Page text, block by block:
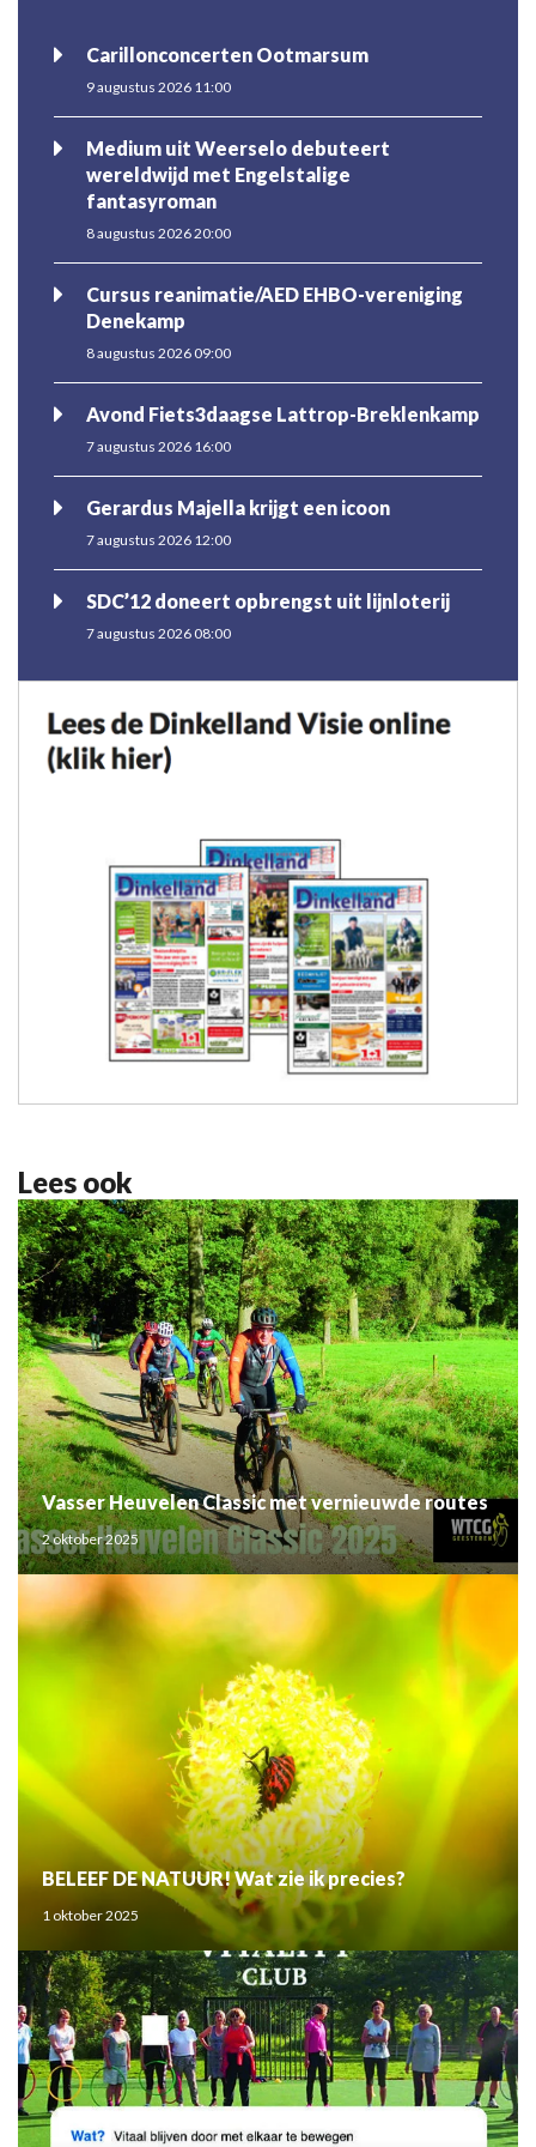
Carillonconcerten Ootmarsum
9 augustus 2026 11:00
Medium uit Weerselo debuteert
wereldwijd met Engelstalige
fantasyroman
8 augustus 2026 20:00
Cursus reanimatie/AED EHBO-vereniging
Denekamp
8 augustus 2026 09:00
Avond Fiets3daagse Lattrop-Breklenkamp
7 augustus 2026 16:00
Gerardus Majella krijgt een icoon
7 augustus 2026 12:00
SDC’12 doneert opbrengst uit lijnloterij
7 augustus 2026 08:00
Lees ook
Vasser Heuvelen Classic met vernieuwde routes
2 oktober 2025
BELEEF DE NATUUR! Wat zie ik precies?
1 oktober 2025